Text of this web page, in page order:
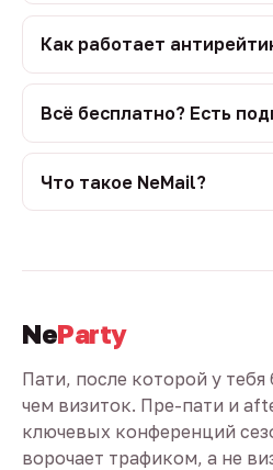
Как работает
Всё бесплатно? Есть
Что такое NeMail?
NeParty
Пати, после которой у
чем визиток. Пре-пати и
ключевых конференций
ворочает трафиком, а не